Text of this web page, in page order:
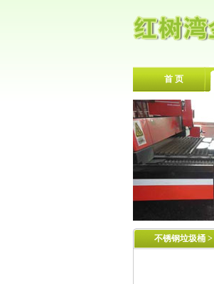
首 页
不锈钢垃圾桶 >